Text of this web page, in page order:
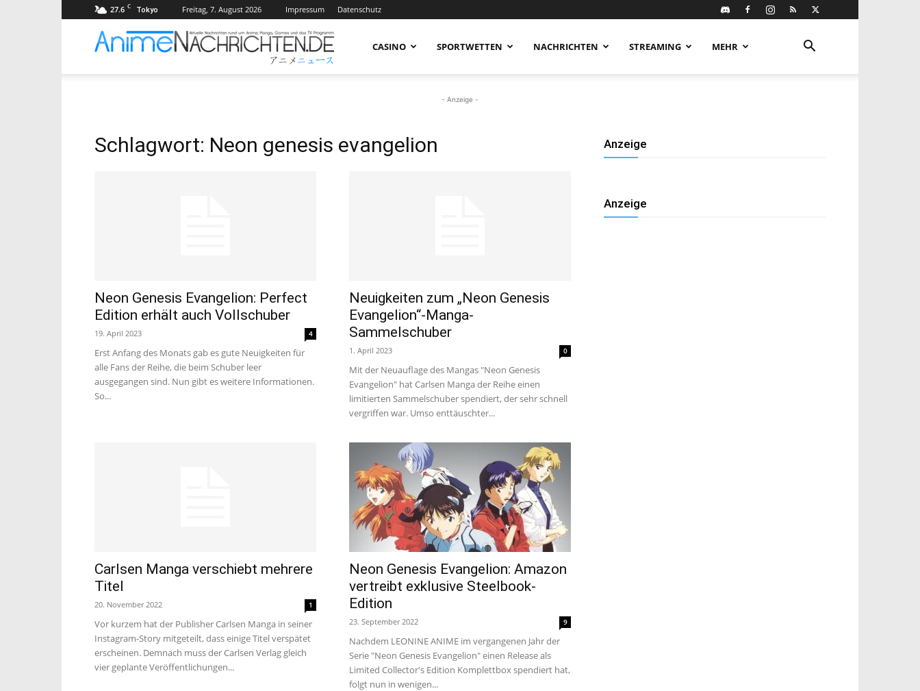
27.6 C Tokyo Freitag, 7. August 2026 Impressum Datenschutz
AnimeNachrichten
Aktuelle
Anime,
CASINO SPORTWETTEN NACHRICHTEN STREAMING MEHR
- Anzeige -
Schlagwort: Neon genesis evangelion
Neon Genesis Evangelion: Perfect
Edition erhält auch Vollschuber
19. April 2023 4
Erst Anfang des Monats gab es gute Neuigkeiten für
alle Fans der Reihe, die beim Schuber leer
ausgegangen sind. Nun gibt es weitere Informationen.
So...
Neuigkeiten zum „Neon Genesis
Evangelion“-Manga-
Sammelschuber
1. April 2023 0
Mit der Neuauflage des Mangas "Neon Genesis
Evangelion" hat Carlsen Manga der Reihe einen
limitierten Sammelschuber spendiert, der sehr schnell
vergriffen war. Umso enttäuschter...
Carlsen Manga verschiebt mehrere
Titel
20. November 2022 1
Vor kurzem hat der Publisher Carlsen Manga in seiner
Instagram-Story mitgeteilt, dass einige Titel verspätet
erscheinen. Demnach muss der Carlsen Verlag gleich
vier geplante Veröffentlichungen...
Neon Genesis Evangelion: Amazon
vertreibt exklusive Steelbook-
Edition
23. September 2022 9
Nachdem LEONINE ANIME im vergangenen Jahr der
Serie "Neon Genesis Evangelion" einen Release als
Limited Collector's Edition Komplettbox spendiert hat,
folgt nun in wenigen...
Anzeige
Anzeige